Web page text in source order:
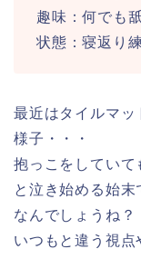
趣味：何でも
状態：寝返り
最近はタイルマッ
様子・・・
抱っこをしていて
と泣き始める始末
なんでしょうね？
いつもと違う視点